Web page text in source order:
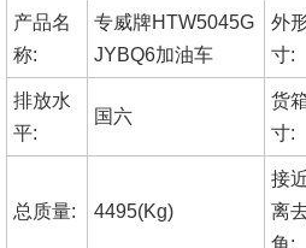
产品名
称:
专威牌HTW5045G
JYBQ6加油车
外
寸:
排放水
平:
国六
货
寸:
总质量: 4495(Kg)
接
离
角: